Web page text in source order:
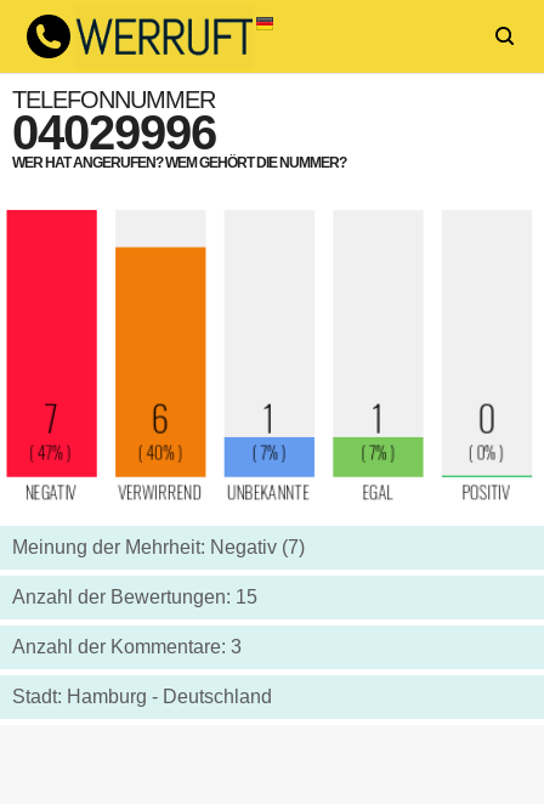
TELEFONNUMMER
04029996
WER HAT ANGERUFEN? WEM GEHÖRT DIE NUMMER?
Meinung der Mehrheit: Negativ (7)
Anzahl der Bewertungen: 15
Anzahl der Kommentare: 3
Stadt: Hamburg - Deutschland